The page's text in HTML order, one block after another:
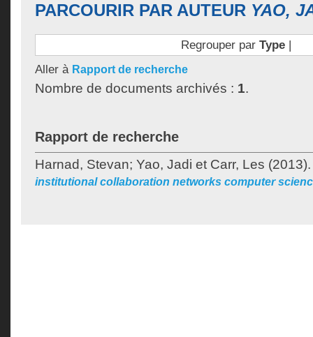
PARCOURIR PAR AUTEUR YAO,
Regrouper par Type|
Aller à Rapport de recherche
Nombre de documents archivés : 1.
Rapport de recherche
Harnad, Stevan; Yao, Jadi et Carr, Les
institutional collaboration networks computer